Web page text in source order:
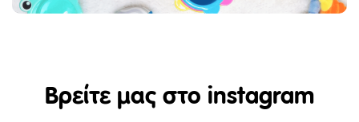
Βρείτε μας στο instagram